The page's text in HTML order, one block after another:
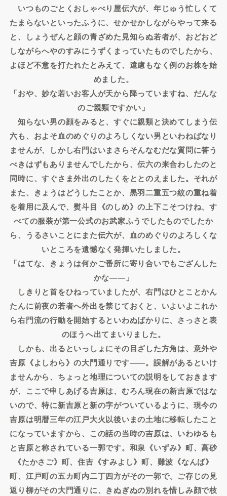
いつものごとくおしゃべり屋伝六が、年じゅう忙しくて
たまらないといったふうに、せかせかしながらやって来る
と、しょうぜんと顔の青ざめた見知らぬ若者が、おどおど
しながらへやのすみにうずくまっていたものでしたから、
よほど不意を打たれたとみえて、遠慮もなく例のお株を始
めました。
「おや、妙な若いお客人が天から降っていますね、だんな
のご親類ですかい」
知らない男の顔をみると、すぐに親類と決めてしまう伝
六も、およそ血のめぐりのよろしくない男といわねばなり
ませんが、しかし右門はいまさらそんなむだな質問に答う
べきはずもありませんでしたから、伝六の来合わしたのと
同時に、すぐさま外出のしたくをととのえました。それが
また、きょうはどうしたことか、黒羽二重五つ紋の重ね着
を着用に及んで、熨斗目《のしめ》の上下こそつけね、す
べての服装が第一公式のお武家ふうでしたものでしたか
ら、うるさいことにまた伝六が、血のめぐりのよろしくな
いところを遺憾なく発揮いたしました。
「はてな、きょうは何かご番所に寄り合いでもござんした
かな――」
しきりと首をひねっていましたが、右門はひとことかん
たんに前夜の若者へ外出を禁じておくと、いよいよこれか
ら右門流の行動を開始するといわぬばかりに、さっさと表
のほうへ出てまいりました。
しかも、出るといっしょにその目ざした方角は、意外や
吉原《よしわら》の大門通りです――。誤解があるといけ
ませんから、ちょっと地理についての説明をしておきます
が、ここで申しあげる吉原は、むろん現在の新吉原ではな
いので、特に新吉原と新の字がついているように、現今の
吉原は明暦三年の江戸大火以後いまの土地に移転したこと
になっていますから、この話の当時の吉原は、いわゆるも
と吉原と称されている一郭です。和泉《いずみ》町、高砂
《たかさご》町、住吉《すみよし》町、難波《なんば》
町、江戸町の五カ町内二丁四方がその一郭で、ご存じの見
返り柳がその大門通りに、きぬぎぬの別れを惜しみ顔で枝